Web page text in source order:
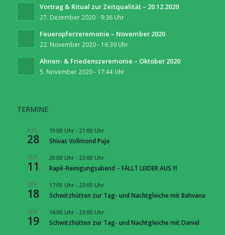
Vortrag & Ritual zur Zeitqualität – 20.12.2020
27. Dezember 2020 - 9:36 Uhr
Feueropferzeremonie – November 2020
22. November 2020 - 16:39 Uhr
Ahnen- & Friedenszeremonie – Oktober 2020
5. November 2020 - 17:44 Uhr
TERMINE
AUG.
28
19:00 Uhr- 21:00 Uhr
Shivas Vollmond Puja
SEP.
11
20:00 Uhr- 23:00 Uhr
Rapé-Reinigungsabend – FÄLLT LEIDER AUS !!!
SEP.
18
17:00 Uhr- 23:00 Uhr
Schwitzhütten zur Tag- und Nachtgleiche mit Bahvana
SEP.
19
16:00 Uhr- 23:00 Uhr
Schwitzhütten zur Tag- und Nachtgleiche mit Daniel